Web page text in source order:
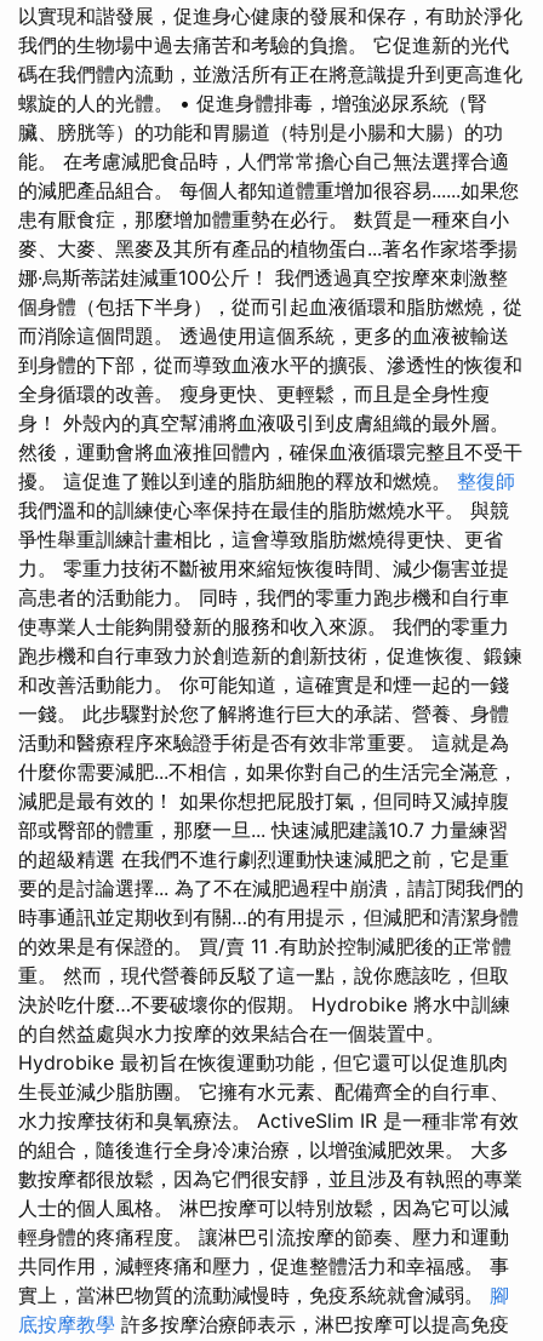
以實現和諧發展，促進身心健康的發展和保存，有助於淨化
我們的生物場中過去痛苦和考驗的負擔。 它促進新的光代
碼在我們體內流動，並激活所有正在將意識提升到更高進化
螺旋的人的光體。 • 促進身體排毒，增強泌尿系統（腎
臟、膀胱等）的功能和胃腸道（特別是小腸和大腸）的功
能。 在考慮減肥食品時，人們常常擔心自己無法選擇合適
的減肥產品組合。 每個人都知道體重增加很容易......如果您
患有厭食症，那麼增加體重勢在必行。 麩質是一種來自小
麥、大麥、黑麥及其所有產品的植物蛋白...著名作家塔季揚
娜·烏斯蒂諾娃減重100公斤！ 我們透過真空按摩來刺激整
個身體（包括下半身），從而引起血液循環和脂肪燃燒，從
而消除這個問題。 透過使用這個系統，更多的血液被輸送
到身體的下部，從而導致血液水平的擴張、滲透性的恢復和
全身循環的改善。 瘦身更快、更輕鬆，而且是全身性瘦
身！ 外殼內的真空幫浦將血液吸引到皮膚組織的最外層。
然後，運動會將血液推回體內，確保血液循環完整且不受干
擾。 這促進了難以到達的脂肪細胞的釋放和燃燒。 整復師
我們溫和的訓練使心率保持在最佳的脂肪燃燒水平。 與競
爭性舉重訓練計畫相比，這會導致脂肪燃燒得更快、更省
力。 零重力技術不斷被用來縮短恢復時間、減少傷害並提
高患者的活動能力。 同時，我們的零重力跑步機和自行車
使專業人士能夠開發新的服務和收入來源。 我們的零重力
跑步機和自行車致力於創造新的創新技術，促進恢復、鍛鍊
和改善活動能力。 你可能知道，這確實是和煙一起的一錢
一錢。 此步驟對於您了解將進行巨大的承諾、營養、身體
活動和醫療程序來驗證手術是否有效非常重要。 這就是為
什麼你需要減肥...不相信，如果你對自己的生活完全滿意，
減肥是最有效的！ 如果你想把屁股打氣，但同時又減掉腹
部或臀部的體重，那麼一旦... 快速減肥建議10.7 力量練習
的超級精選 在我們不進行劇烈運動快速減肥之前，它是重
要的是討論選擇... 為了不在減肥過程中崩潰，請訂閱我們的
時事通訊並定期收到有關…的有用提示，但減肥和清潔身體
的效果是有保證的。 買/賣 11 .有助於控制減肥後的正常體
重。 然而，現代營養師反駁了這一點，說你應該吃，但取
決於吃什麼…不要破壞你的假期。 Hydrobike 將水中訓練
的自然益處與水力按摩的效果結合在一個裝置中。
Hydrobike 最初旨在恢復運動功能，但它還可以促進肌肉
生長並減少脂肪團。 它擁有水元素、配備齊全的自行車、
水力按摩技術和臭氧療法。 ActiveSlim IR 是一種非常有效
的組合，隨後進行全身冷凍治療，以增強減肥效果。 大多
數按摩都很放鬆，因為它們很安靜，並且涉及有執照的專業
人士的個人風格。 淋巴按摩可以特別放鬆，因為它可以減
輕身體的疼痛程度。 讓淋巴引流按摩的節奏、壓力和運動
共同作用，減輕疼痛和壓力，促進整體活力和幸福感。 事
實上，當淋巴物質的流動減慢時，免疫系統就會減弱。 腳
底按摩教學 許多按摩治療師表示，淋巴按摩可以提高免疫